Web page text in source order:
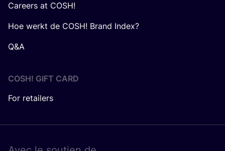
Careers at COSH!
Hoe werkt de COSH! Brand Index?
Q&A
COSH! GIFT CARD
For retailers